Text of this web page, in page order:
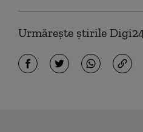
Urmărește știrile